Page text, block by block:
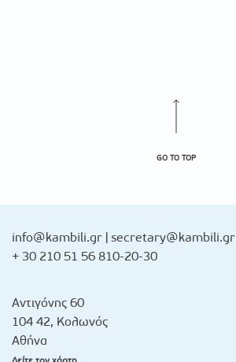
GO TO TOP
info@kambili.gr secretary@kambili.gr
+ 30 210 51 56 810-20-30
Αντιγόνης 60
104 42, Κολωνός
Αθήνα